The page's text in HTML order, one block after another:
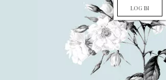
LOG IN